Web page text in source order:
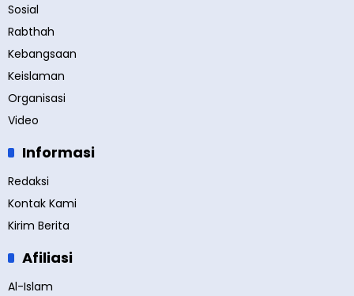
Sosial
Rabthah
Kebangsaan
Keislaman
Organisasi
Video
Informasi
Redaksi
Kontak Kami
Kirim Berita
Afiliasi
Al-Islam